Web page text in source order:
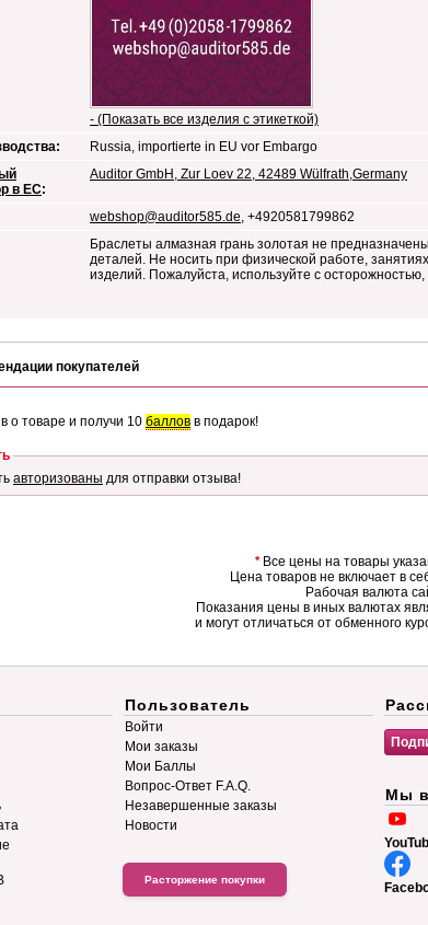
- (Показать все изделия с этикеткой)
Russia, importierte in EU vor Embargo
в ЕС:
Auditor GmbH, Zur Loev 22, 42489 Wülfrath,Germany
webshop@auditor585.de, +4920581799862
Браслеты алмазная грань золотая не
деталей. Не носить при физической работе,
изделий. Пожалуйста, используйте с
покупателей
о товаре и получи 10 баллов в подарок!
авторизованы для отправки отзыва!
*Все цены на товары
Цена товаров не включает в
Рабочая валюта
Показания цены в иных валютах
и могут отличаться от обменного
Пользователь
Войти
Мои заказы
Мои Баллы
Вопрос-Ответ F.A.Q.
Незавершенные заказы
Новости
Расторжение покупки
Мы в